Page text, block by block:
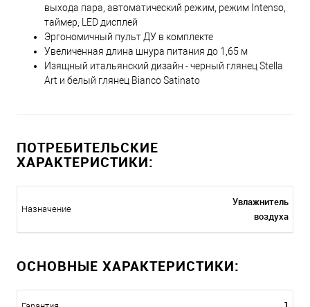
выхода пара, автоматический режим, режим Intenso,
таймер, LED дисплей
Эргономичный пульт ДУ в комплекте
Увеличенная длина шнура питания до 1,65 м
Изящный итальянский дизайн - черный глянец Stella
Art и белый глянец Bianco Satinato
ПОТРЕБИТЕЛЬСКИЕ
ХАРАКТЕРИСТИКИ:
Назначение
Увлажнитель
воздуха
ОСНОВНЫЕ ХАРАКТЕРИСТИКИ: